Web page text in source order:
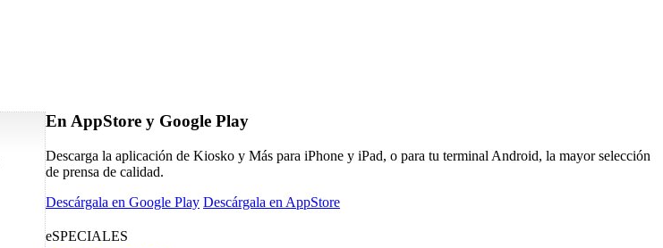
En AppStore y Google Play
Descarga la aplicación de Kiosko y Más para iPhone y iPad, o para tu terminal Android, la mayor selección
de prensa de calidad.
Descárgala en Google Play Descárgala en AppStore
eSPECIALES